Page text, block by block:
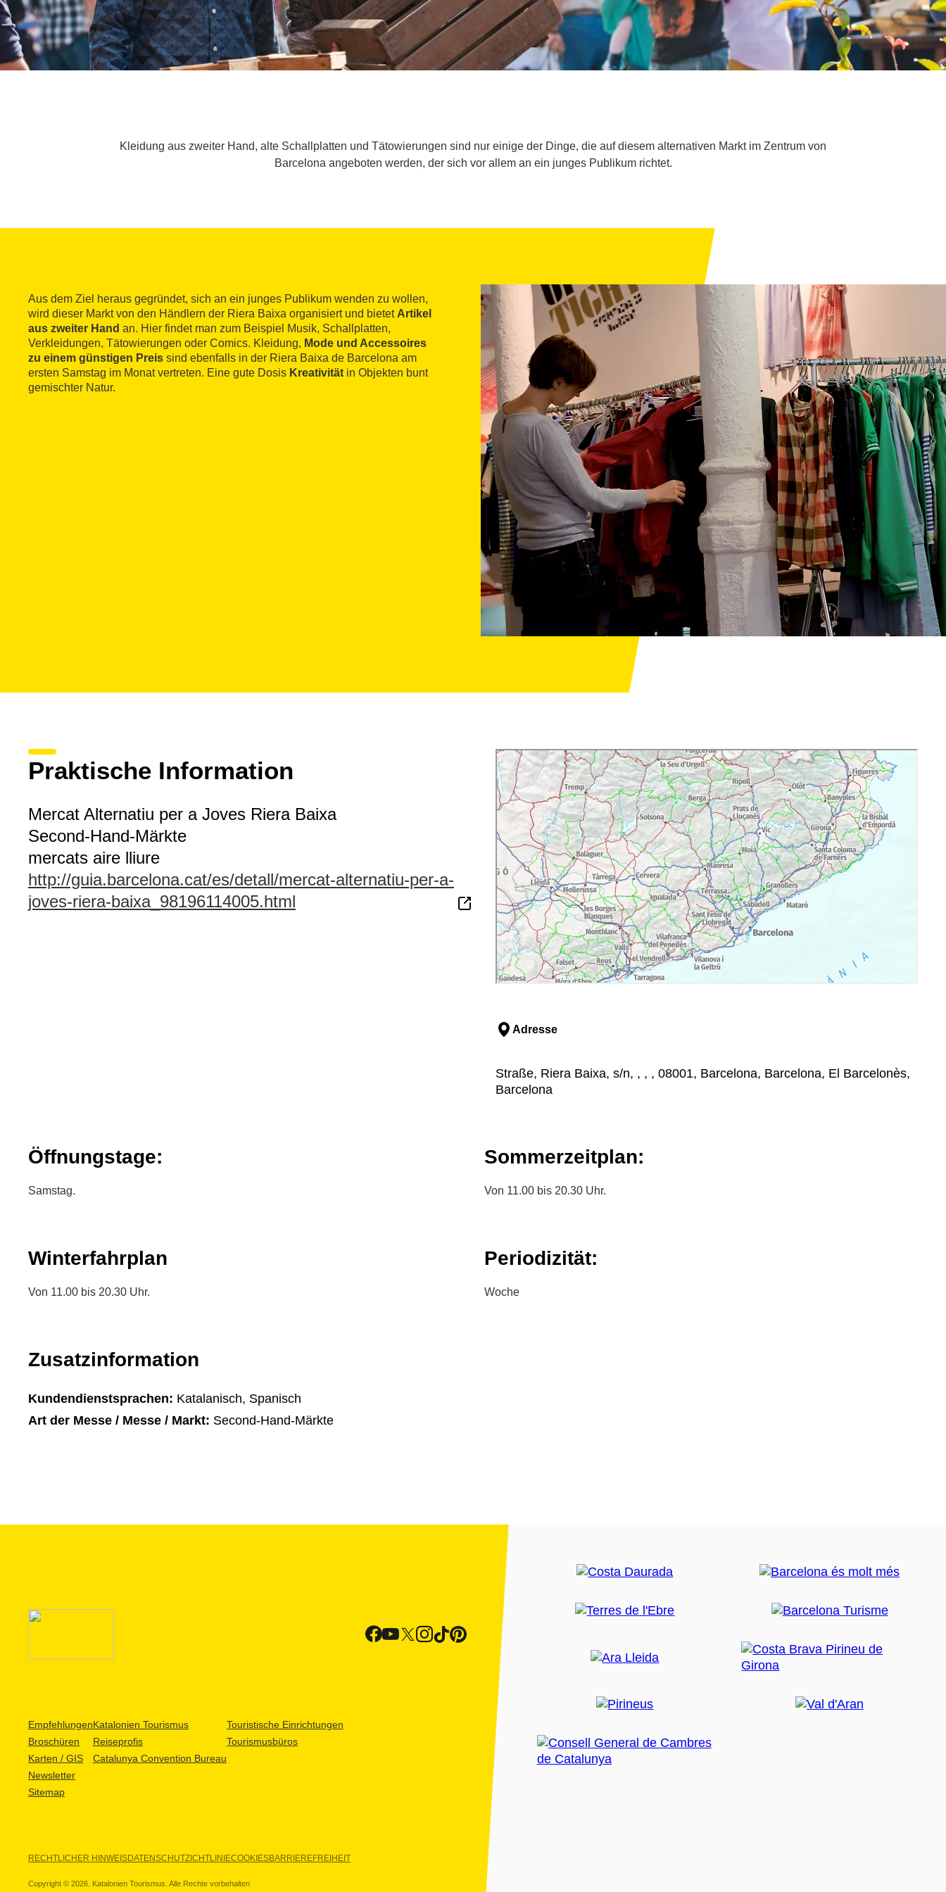
Kleidung aus zweiter Hand, alte Schallplatten und Tätowierungen sind nur einige der Dinge, die auf diesem alternativen Markt im Zentrum von
Barcelona angeboten werden, der sich vor allem an ein junges Publikum richtet.
Aus dem Ziel heraus gegründet, sich an ein junges Publikum wenden zu wollen,
wird dieser Markt von den Händlern der Riera Baixa organisiert und bietet Artikel
aus zweiter Hand an. Hier findet man zum Beispiel Musik, Schallplatten,
Verkleidungen, Tätowierungen oder Comics. Kleidung, Mode und Accessoires
zu einem günstigen Preis sind ebenfalls in der Riera Baixa de Barcelona am
ersten Samstag im Monat vertreten. Eine gute Dosis Kreativität in Objekten bunt
gemischter Natur.
Praktische Information
Mercat Alternatiu per a Joves Riera Baixa
Second-Hand-Märkte
mercats aire lliure
http://guia.barcelona.cat/es/detall/mercat-alternatiu-per-a-
joves-riera-baixa_98196114005.html
Adresse
Straße, Riera Baixa, s/n, , , , 08001, Barcelona, Barcelona, El Barcelonès,
Barcelona
Öffnungstage:
Samstag.
Sommerzeitplan:
Von 11.00 bis 20.30 Uhr.
Winterfahrplan
Von 11.00 bis 20.30 Uhr.
Periodizität:
Woche
Zusatzinformation
Kundendienstsprachen: Katalanisch, Spanisch
Art der Messe / Messe / Markt: Second-Hand-Märkte
Empfehlungen
Broschüren
Karten / GIS
Newsletter
Sitemap
Katalonien Tourismus
Reiseprofis
Catalunya Convention Bureau
Touristische Einrichtungen
Tourismusbüros
RECHTLICHER HINWEISDATENSCHUTZICHTLINIECOOKIESBARRIEREFREIHEIT
Copyright © 2026. Katalonien Tourismus. Alle Rechte vorbehalten